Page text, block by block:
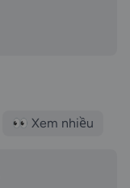
👀 Xem nhiều